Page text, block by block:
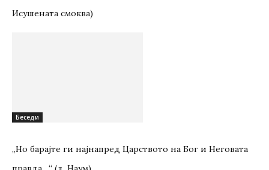
Исушената смоква)
Беседи
„Но барајте ги најнапред Царството на Бог и Неговата